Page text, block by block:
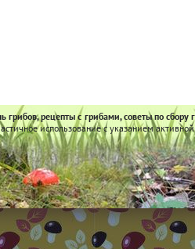
грибов, рецепты с грибами, советы по сбору
использование с указанием